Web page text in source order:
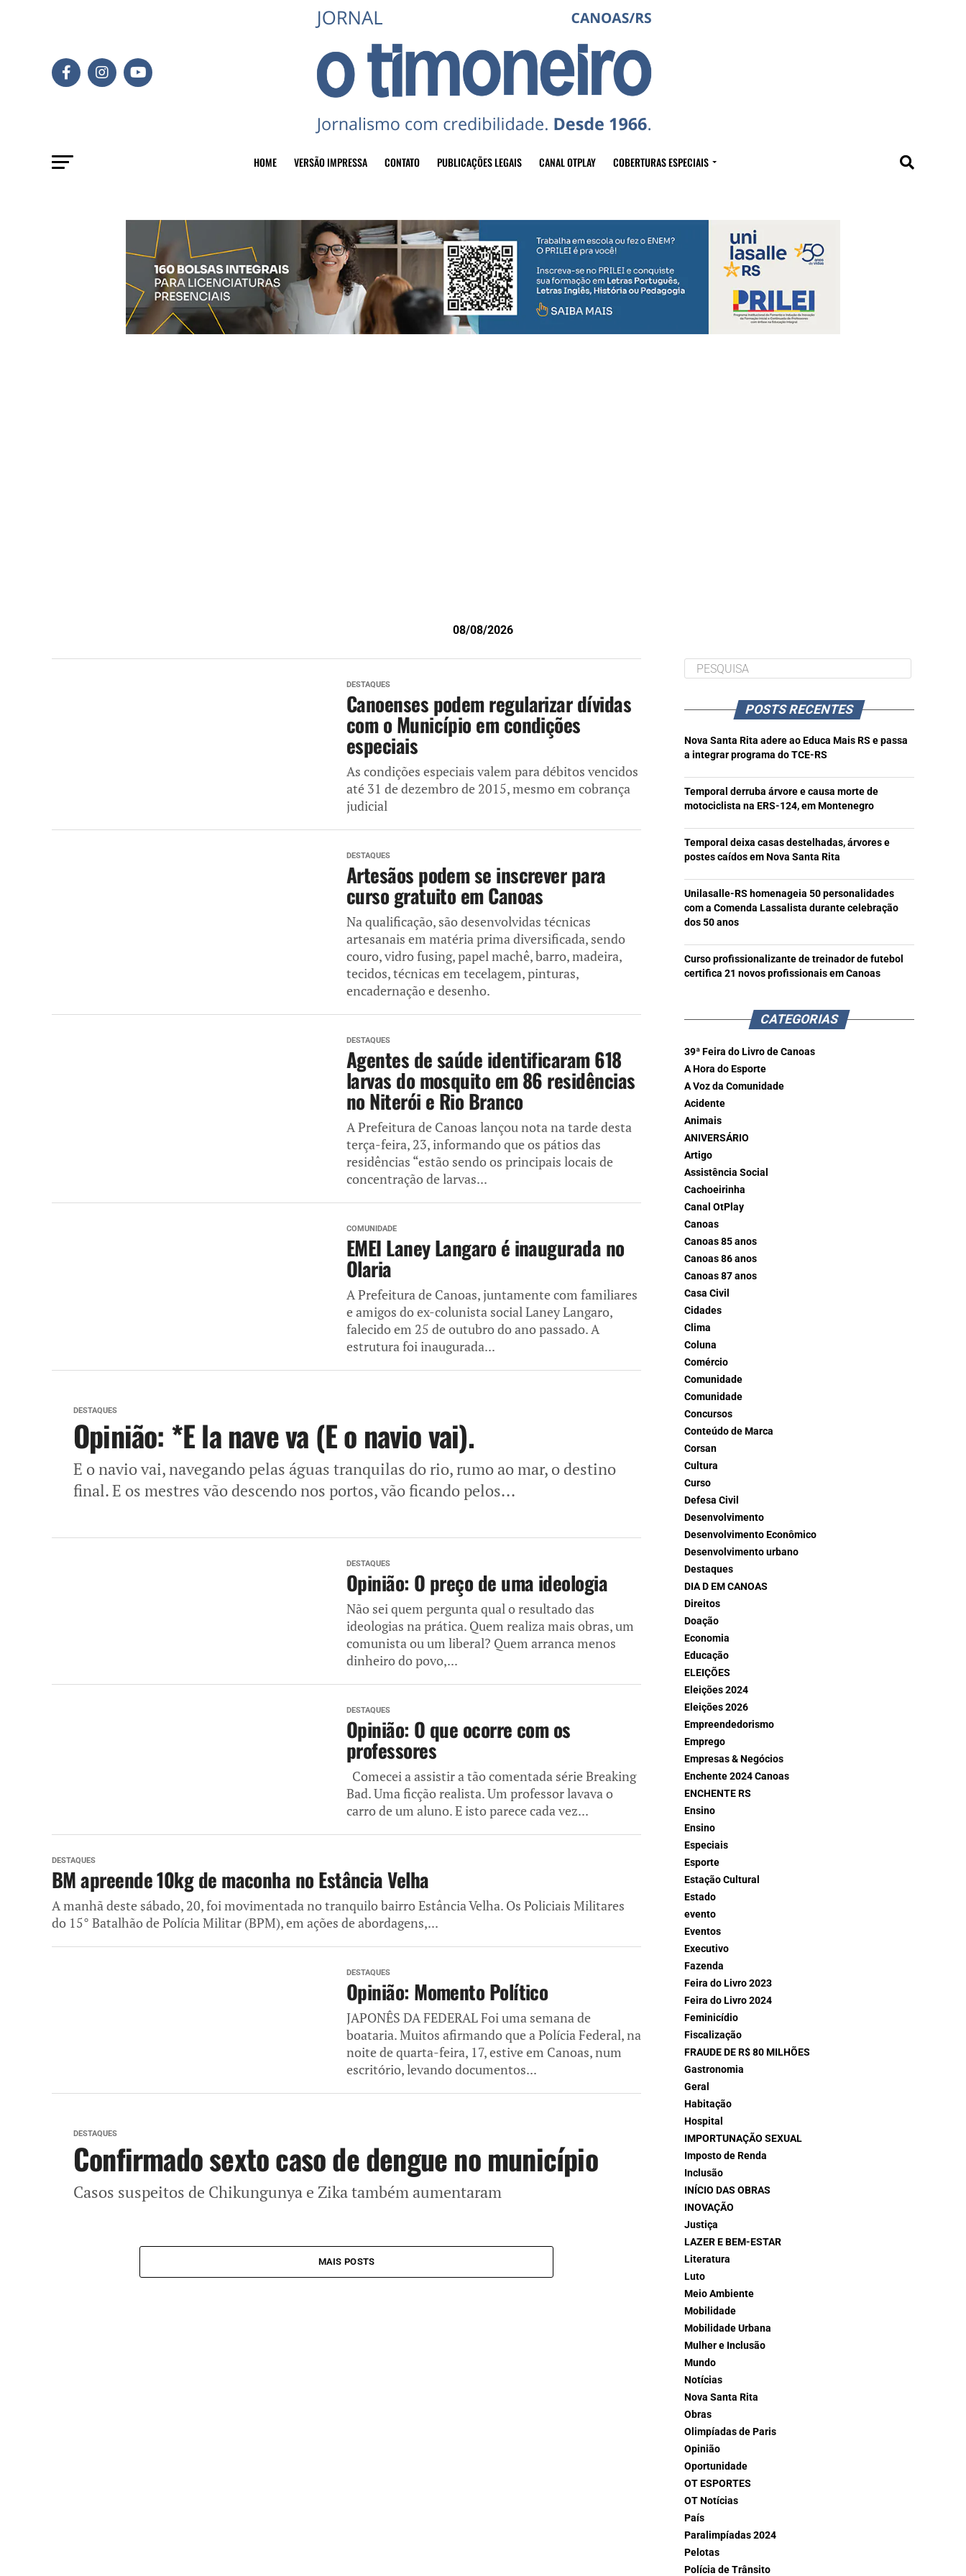
HOME VERSÃO IMPRESSA CONTATO PUBLICAÇÕES LEGAIS CANAL OTPLAY COBERTURAS ESPECIAIS
08/08/2026
DESTAQUES
Canoenses podem regularizar dívidas
com o Município em condições
especiais
As condições especiais valem para débitos vencidos
até 31 de dezembro de 2015, mesmo em cobrança
judicial
DESTAQUES
Artesãos podem se inscrever para
curso gratuito em Canoas
Na qualificação, são desenvolvidas técnicas
artesanais em matéria prima diversificada, sendo
couro, vidro fusing, papel machê, barro, madeira,
tecidos, técnicas em tecelagem, pinturas,
encadernação e desenho.
DESTAQUES
Agentes de saúde identificaram 618
larvas do mosquito em 86 residências
no Niterói e Rio Branco
A Prefeitura de Canoas lançou nota na tarde desta
terça-feira, 23, informando que os pátios das
residências “estão sendo os principais locais de
concentração de larvas...
COMUNIDADE
EMEI Laney Langaro é inaugurada no
Olaria
A Prefeitura de Canoas, juntamente com familiares
e amigos do ex-colunista social Laney Langaro,
falecido em 25 de outubro do ano passado. A
estrutura foi inaugurada...
DESTAQUES
Opinião: *E la nave va (E o navio vai).
E o navio vai, navegando pelas águas tranquilas do rio, rumo ao mar, o destino
final. E os mestres vão descendo nos portos, vão ficando pelos...
DESTAQUES
Opinião: O preço de uma ideologia
Não sei quem pergunta qual o resultado das
ideologias na prática. Quem realiza mais obras, um
comunista ou um liberal? Quem arranca menos
dinheiro do povo,...
DESTAQUES
Opinião: O que ocorre com os
professores
Comecei a assistir a tão comentada série Breaking
Bad. Uma ficção realista. Um professor lavava o
carro de um aluno. E isto parece cada vez...
DESTAQUES
BM apreende 10kg de maconha no Estância Velha
A manhã deste sábado, 20, foi movimentada no tranquilo bairro Estância Velha. Os Policiais Militares
do 15° Batalhão de Polícia Militar (BPM), em ações de abordagens,...
DESTAQUES
Opinião: Momento Político
JAPONÊS DA FEDERAL Foi uma semana de
boataria. Muitos afirmando que a Polícia Federal, na
noite de quarta-feira, 17, estive em Canoas, num
escritório, levando documentos...
DESTAQUES
Confirmado sexto caso de dengue no município
Casos suspeitos de Chikungunya e Zika também aumentaram
MAIS POSTS
POSTS RECENTES
Nova Santa Rita adere ao Educa Mais RS e passa
a integrar programa do TCE-RS
Temporal derruba árvore e causa morte de
motociclista na ERS-124, em Montenegro
Temporal deixa casas destelhadas, árvores e
postes caídos em Nova Santa Rita
Unilasalle-RS homenageia 50 personalidades
com a Comenda Lassalista durante celebração
dos 50 anos
Curso profissionalizante de treinador de futebol
certifica 21 novos profissionais em Canoas
CATEGORIAS
39ª Feira do Livro de Canoas
A Hora do Esporte
A Voz da Comunidade
Acidente
Animais
ANIVERSÁRIO
Artigo
Assistência Social
Cachoeirinha
Canal OtPlay
Canoas
Canoas 85 anos
Canoas 86 anos
Canoas 87 anos
Casa Civil
Cidades
Clima
Coluna
Comércio
Comunidade
Comunidade
Concursos
Conteúdo de Marca
Corsan
Cultura
Curso
Defesa Civil
Desenvolvimento
Desenvolvimento Econômico
Desenvolvimento urbano
Destaques
DIA D EM CANOAS
Direitos
Doação
Economia
Educação
ELEIÇÕES
Eleições 2024
Eleições 2026
Empreendedorismo
Emprego
Empresas & Negócios
Enchente 2024 Canoas
ENCHENTE RS
Ensino
Ensino
Especiais
Esporte
Estação Cultural
Estado
evento
Eventos
Executivo
Fazenda
Feira do Livro 2023
Feira do Livro 2024
Feminicídio
Fiscalização
FRAUDE DE R$ 80 MILHÕES
Gastronomia
Geral
Habitação
Hospital
IMPORTUNAÇÃO SEXUAL
Imposto de Renda
Inclusão
INÍCIO DAS OBRAS
INOVAÇÃO
Justiça
LAZER E BEM-ESTAR
Literatura
Luto
Meio Ambiente
Mobilidade
Mobilidade Urbana
Mulher e Inclusão
Mundo
Notícias
Nova Santa Rita
Obras
Olimpíadas de Paris
Opinião
Oportunidade
OT ESPORTES
OT Notícias
País
Paralimpíadas 2024
Pelotas
Polícia de Trânsito